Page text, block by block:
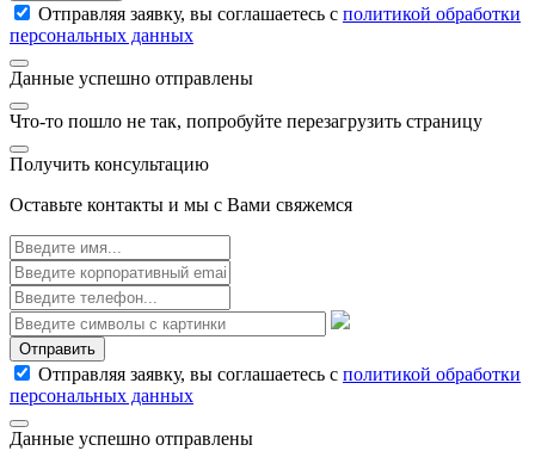
Отправляя заявку, вы соглашаетесь с политикой обработки
персональных данных
Данные успешно отправлены
Что-то пошло не так, попробуйте перезагрузить страницу
Получить консультацию
Оставьте контакты и мы с Вами свяжемся
Отправить
Отправляя заявку, вы соглашаетесь с политикой обработки
персональных данных
Данные успешно отправлены